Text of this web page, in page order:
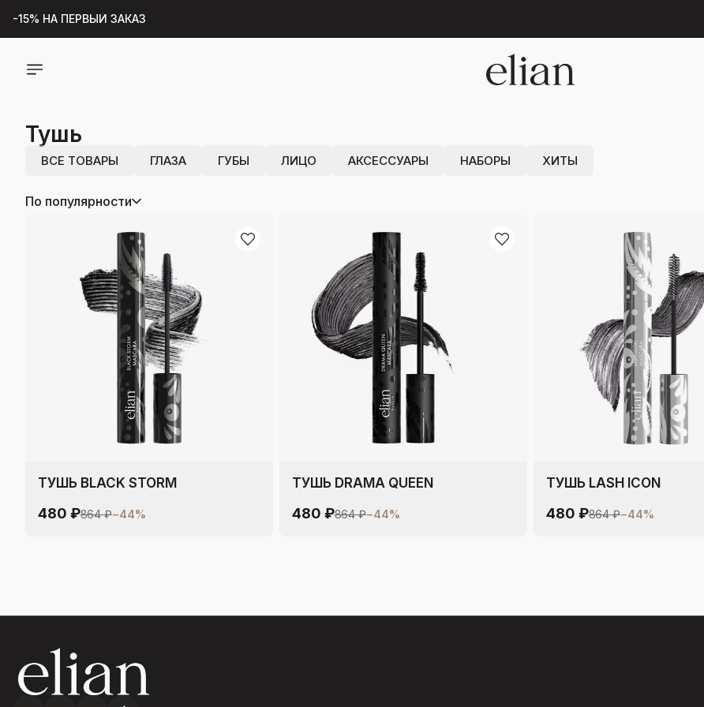
-15% НА ПЕРВЫЙ ЗАКАЗ
ПОДАРКИ К ОТКРЫТИЮ ОНЛАЙН-МАГАЗИНА
ВСЁ ДЛЯ БЕЗУПРЕЧНОГО
Тушь
ВСЕ ТОВАРЫ ГЛАЗА ГУБЫ ЛИЦО АКСЕССУАРЫ НАБОРЫ ХИТЫ
По популярности
ТУШЬ BLACK STORM
480 ₽864 ₽−44%
ТУШЬ DRAMA QUEEN
480 ₽864 ₽−44%
ТУШЬ LASH ICON
480 ₽864 ₽−44%